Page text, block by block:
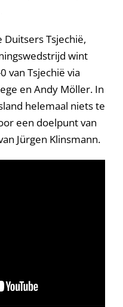
Tsjechië,
wint
van Tsjechië via
en Andy Möller. In
helemaal niets te
een doelpunt van
Jürgen Klinsmann.